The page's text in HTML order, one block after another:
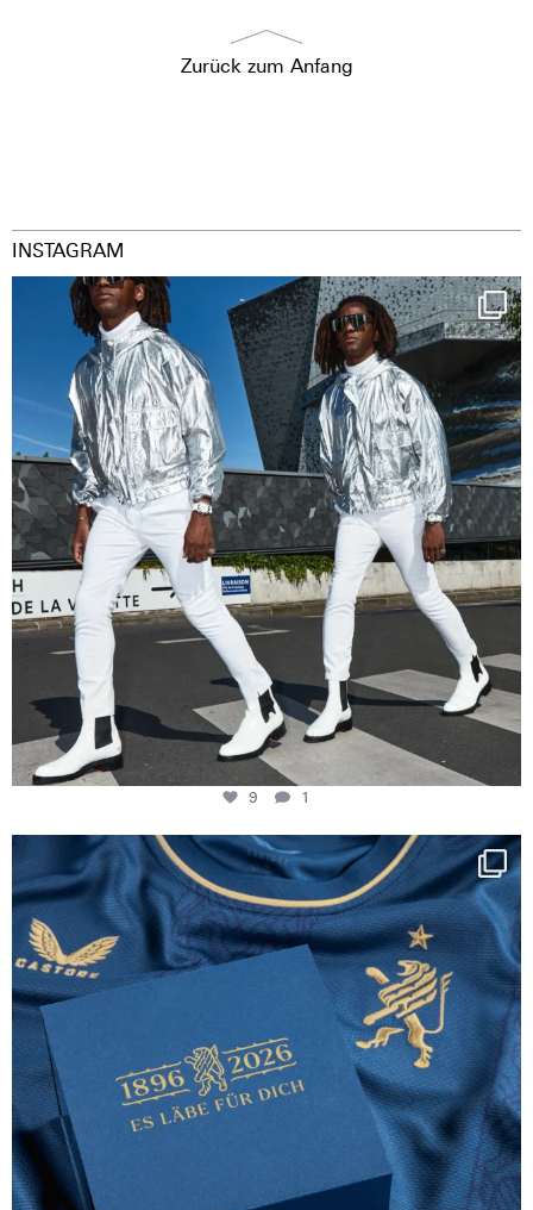
Zurück zum Anfang
INSTAGRAM
Happy Streetparade everybody
Music in...
9
1
9 1
Happy Birthday FCZ
130 years filled ...
127
3